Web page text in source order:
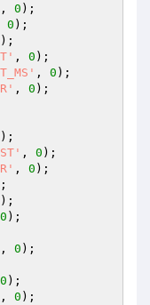
, 0 );
0 );
);
, 0 );
, 0 );
, 0 );
);
, 0 );
, 0 );
);
0 );
, 0 );
0 );
, 0 );